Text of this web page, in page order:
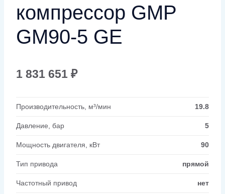
компрессор GMP
GM90-5 GE
1 831 651 ₽
Производительность, м³/мин 19.8
Давление, бар 5
Мощность двигателя, кВт 90
Тип привода прямой
Частотный привод нет